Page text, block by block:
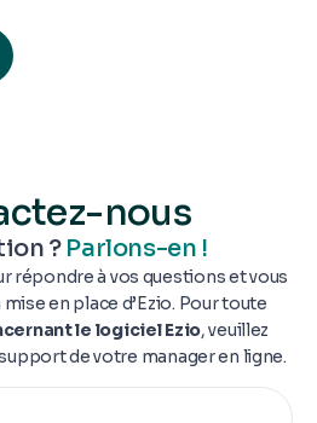
nous
? Parlons-en !
répondre à vos questions et vous
en place d’Ezio. Pour toute
le logiciel Ezio, veuillez
de votre manager en ligne.